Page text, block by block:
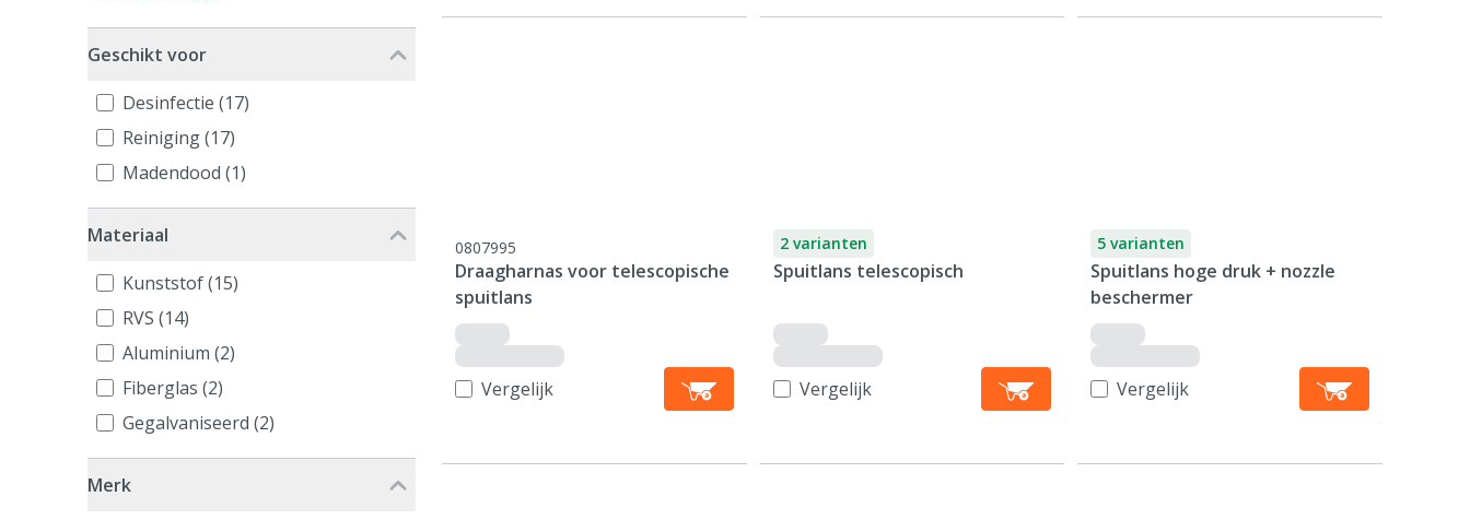
Geschikt voor
Desinfectie (17)
Reiniging (17)
Madendood (1)
Materiaal
Kunststof (15)
RVS (14)
Aluminium (2)
Fiberglas (2)
Gegalvaniseerd (2)
Merk
0807995
Draagharnas voor telescopische
spuitlans
Vergelijk
2 varianten
Spuitlans telescopisch
Vergelijk
5 varianten
Spuitlans hoge druk + nozzle
beschermer
Vergelijk